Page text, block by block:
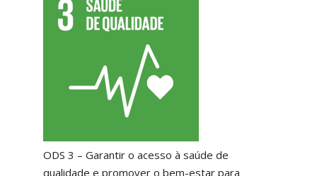
ODS 3 – Garantir o acesso à saúde de
qualidade e promover o bem-estar para